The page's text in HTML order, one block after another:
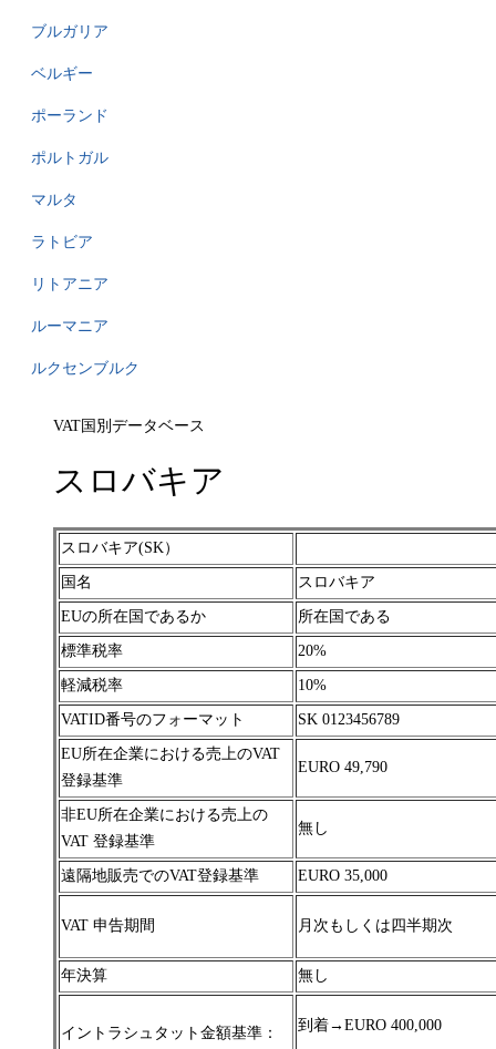
ブルガリア
ベルギー
ポーランド
ポルトガル
マルタ
ラトビア
リトアニア
ルーマニア
ルクセンブルク
VAT国別データベース
スロバキア
スロバキア(SK）
国名 スロバキア
EUの所在国であるか 所在国である
標準税率 20%
軽減税率 10%
VATID番号のフォーマット SK 0123456789
EU所在企業における売上のVAT
登録基準
EURO 49,790
非EU所在企業における売上の
VAT 登録基準
無し
遠隔地販売でのVAT登録基準 EURO 35,000
VAT 申告期間 月次もしくは四半期次
年決算 無し
イントラシュタット金額基準：
到着→ EURO 400,000